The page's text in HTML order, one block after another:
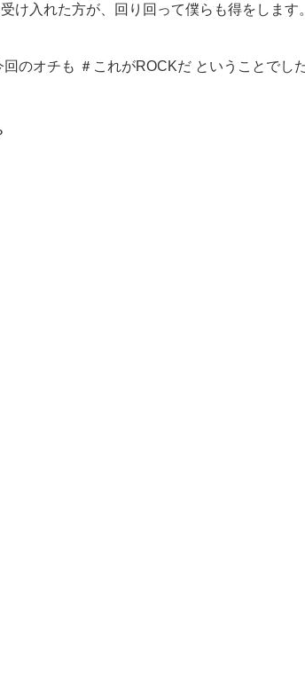
け入れた方が、回り回って僕らも得をします。
のオチも ＃これがROCKだ ということでし